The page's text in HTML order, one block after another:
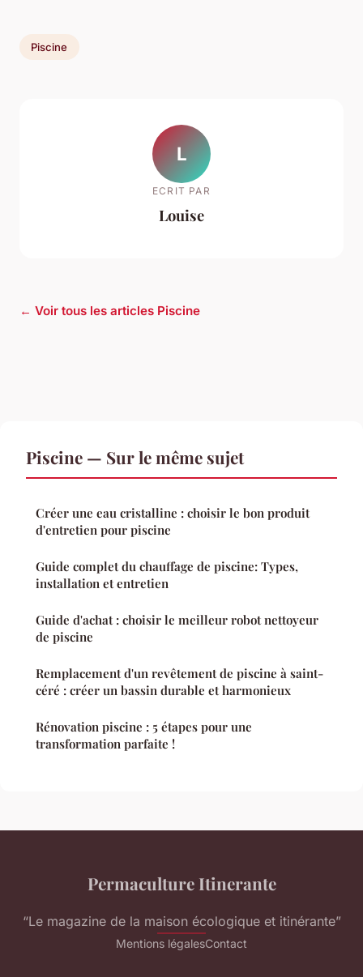
Piscine
L
ECRIT PAR
Louise
← Voir tous les articles Piscine
Piscine — Sur le même sujet
Créer une eau cristalline : choisir le bon produit
d'entretien pour piscine
Guide complet du chauffage de piscine: Types,
installation et entretien
Guide d'achat : choisir le meilleur robot nettoyeur
de piscine
Remplacement d'un revêtement de piscine à saint-
céré : créer un bassin durable et harmonieux
Rénovation piscine : 5 étapes pour une
transformation parfaite !
Permaculture Itinerante
“Le magazine de la maison écologique et itinérante”
Mentions légalesContact